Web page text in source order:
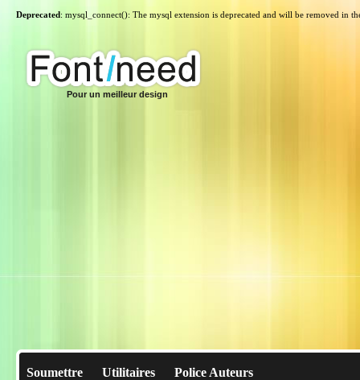
Deprecated: mysql_connect(): The mysql extension is deprecated and will be removed in
Pour un meilleur design
Soumettre Utilitaires Police Auteurs